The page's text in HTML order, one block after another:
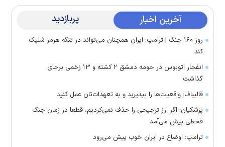
آخرین اخبار پربازدید
روز ۱۶۰ جنگ | ترامپ: ایران همچنان می‌تواند در تنگه هرمز شلیک
کند
انفجار اتوبوس در حومه دمشق ۲ کشته و ۱۳ زخمی برجای
گذاشت
قالیباف: واقعیت‌ها را بپذیرید و به تعهدات‌تان عمل کنید
پزشکیان: اگر ارز ترجیحی را حذف نمی‌کردیم، قطعا در زمان جنگ
قحطی پیش می‌آمد
ترامپ: اوضاع در ایران خوب پیش می‌رود